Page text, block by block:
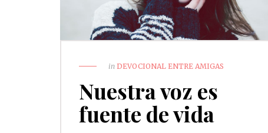
in DEVOCIONAL ENTRE AMIGAS
Nuestra voz es
fuente de vida